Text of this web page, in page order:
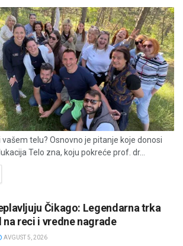
telu? Osnovno je pitanje koje donosi
Telo zna, koju pokreće prof. dr...
Čikago: Legendarna trka
reci i vredne nagrade
AVGUST 5, 2026